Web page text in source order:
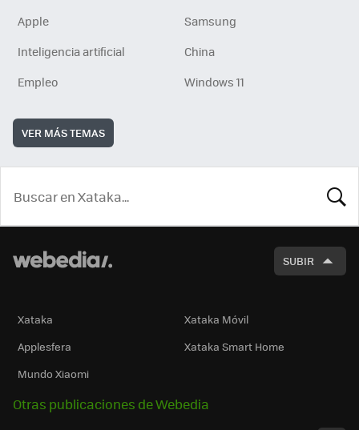
Apple
Samsung
Inteligencia artificial
China
Empleo
Windows 11
VER MÁS TEMAS
SUBIR
Xataka
Xataka Móvil
Applesfera
Xataka Smart Home
Mundo Xiaomi
Otras publicaciones de Webedia